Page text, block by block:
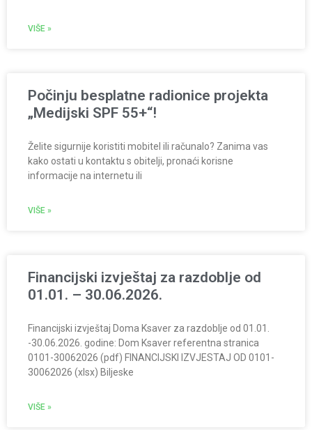
VIŠE »
Počinju besplatne radionice projekta
„Medijski SPF 55+“!
Želite sigurnije koristiti mobitel ili računalo? Zanima vas
kako ostati u kontaktu s obitelji, pronaći korisne
informacije na internetu ili
VIŠE »
Financijski izvještaj za razdoblje od
01.01. – 30.06.2026.
Financijski izvještaj Doma Ksaver za razdoblje od 01.01.
-30.06.2026. godine: Dom Ksaver referentna stranica
0101-30062026 (pdf) FINANCIJSKI IZVJESTAJ OD 0101-
30062026 (xlsx) Biljeske
VIŠE »